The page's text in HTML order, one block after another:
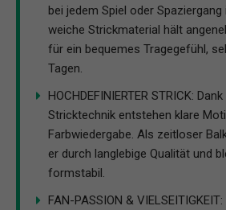
bei jedem Spiel oder Spaziergang
weiche Strickmaterial hält
für ein bequemes Tragegefühl,
Tagen.
HOCHDEFINIERTER STRICK:
Stricktechnik entstehen klare
Farbwiedergabe. Als zeitloser
er durch langlebige Qualität und
formstabil.
FAN-PASSION &